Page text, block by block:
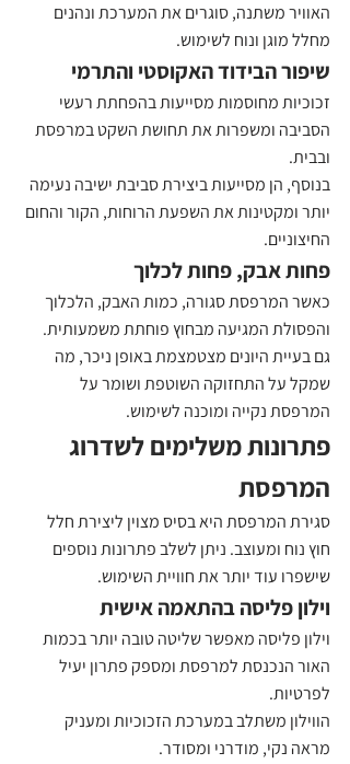
האוויר משתנה, סוגרים את המערכת ונהנים
מחלל מוגן ונוח לשימוש.
שיפור הבידוד האקוסטי והתרמי
זכוכיות מחוסמות מסייעות בהפחתת רעשי
הסביבה ומשפרות את תחושת השקט במרפסת
ובבית.
בנוסף, הן מסייעות ביצירת סביבת ישיבה נעימה
יותר ומקטינות את השפעת הרוחות, הקור והחום
החיצוניים.
פחות אבק, פחות לכלוך
כאשר המרפסת סגורה, כמות האבק, הלכלוך
והפסולת המגיעה מבחוץ פוחתת משמעותית.
גם בעיית היונים מצטמצמת באופן ניכר, מה
שמקל על התחזוקה השוטפת ושומר על
המרפסת נקייה ומוכנה לשימוש.
פתרונות משלימים לשדרוג
המרפסת
סגירת המרפסת היא בסיס מצוין ליצירת חלל
חוץ נוח ומעוצב. ניתן לשלב פתרונות נוספים
שישפרו עוד יותר את חוויית השימוש.
וילון פליסה בהתאמה אישית
וילון פליסה מאפשר שליטה טובה יותר בכמות
האור הנכנסת למרפסת ומספק פתרון יעיל
לפרטיות.
הווילון משתלב במערכת הזכוכיות ומעניק
מראה נקי, מודרני ומסודר.